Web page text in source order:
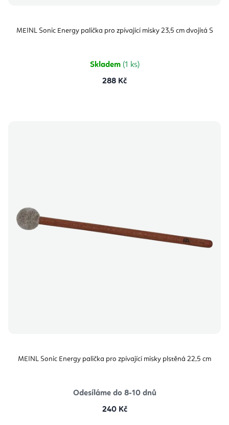
MEINL Sonic Energy palička pro zpívající misky 23,5 cm dvojitá S
Skladem (1 ks)
288 Kč
MEINL Sonic Energy palička pro zpívající misky plstěná 22,5 cm
Odesíláme do 8-10 dnů
240 Kč